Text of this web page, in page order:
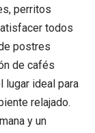
perritos
todos
postres
de cafés
lugar ideal para
relajado.
y un